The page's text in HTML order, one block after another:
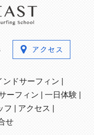
ンドサーフィン
ーフィン 一日体験
フ
アクセス
せ